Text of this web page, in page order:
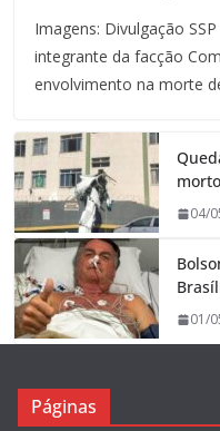
Imagens: Divulgação
integrante da facção
envolvimento na morte
04/
01/
Páginas